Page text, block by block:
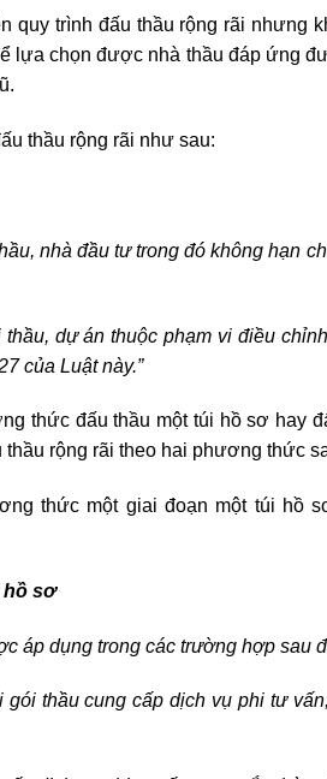
quy trình đấu thầu rộng rãi nhưng
lựa chọn được nhà thầu đáp ứng
thầu rộng rãi như sau:
nhà đầu tư trong đó không hạn
dự án thuộc phạm vi điều
của Luật này.”
thức đấu thầu một túi hồ sơ hay
rộng rãi theo hai phương thức
thức một giai đoạn một túi hồ
hồ sơ
áp dụng trong các trường hợp sau
thầu cung cấp dịch vụ phi tư